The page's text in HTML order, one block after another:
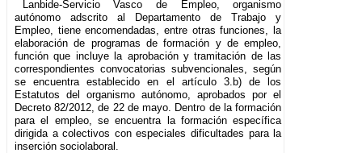
Lanbide-Servicio Vasco de Empleo, organismo
autónomo adscrito al Departamento de Trabajo y
Empleo, tiene encomendadas, entre otras funciones, la
elaboración de programas de formación y de empleo,
función que incluye la aprobación y tramitación de las
correspondientes convocatorias subvencionales, según
se encuentra establecido en el artículo 3.b) de los
Estatutos del organismo autónomo, aprobados por el
Decreto 82/2012, de 22 de mayo. Dentro de la formación
para el empleo, se encuentra la formación específica
dirigida a colectivos con especiales dificultades para la
inserción sociolaboral.